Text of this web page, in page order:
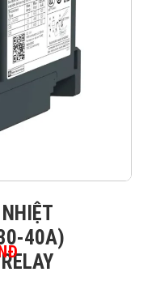
40A)
VNĐ.
Giá hiện tại là:
1.086.800 VNĐ.